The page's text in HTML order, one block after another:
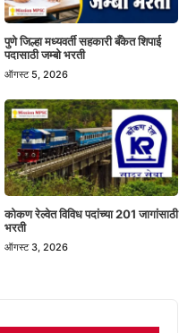
पुणे जिल्हा मध्यवर्ती सहकारी बँकेत शिपाई
पदासाठी जम्बो भरती
ऑगस्ट 5, 2026
कोकण रेल्वेत विविध पदांच्या 201 जागांसाठी
भरती
ऑगस्ट 3, 2026